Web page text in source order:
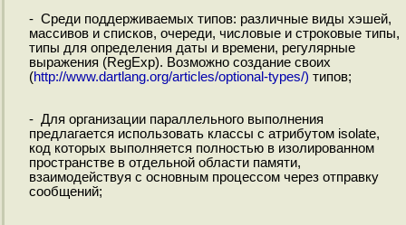
- Среди поддерживаемых типов: различные виды хэшей,
массивов и списков, очереди, числовые и строковые типы,
типы для определения даты и времени, регулярные
выражения (RegExp). Возможно создание своих
(http://www.dartlang.org/articles/optional-types/) типов;
- Для организации параллельного выполнения
предлагается использовать классы с атрибутом isolate,
код которых выполняется полностью в изолированном
пространстве в отдельной области памяти,
взаимодействуя с основным процессом через отправку
сообщений;